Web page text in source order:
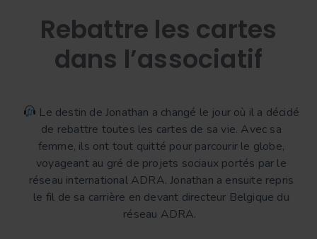
Rebattre les cartes
dans l’associatif
Le destin de Jonathan a changé le jour où il a décidé
de rebattre toutes les cartes de sa vie. Avec sa
femme, ils ont tout quitté pour parcourir le globe,
voyageant au gré de projets sociaux portés par le
réseau international ADRA. Jonathan a ensuite repris
le fil de sa carrière en devant directeur Belgique du
réseau ADRA.